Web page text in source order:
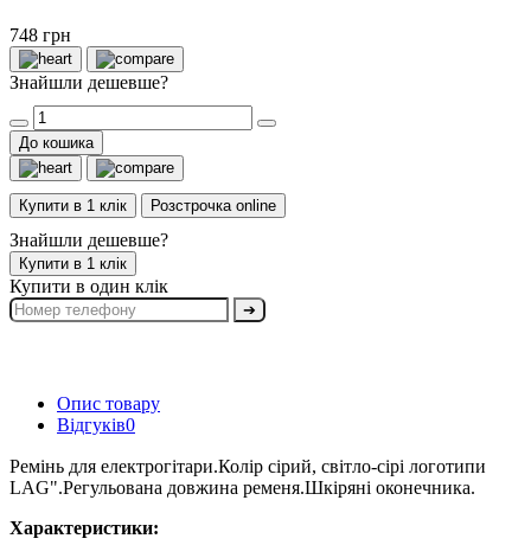
748 грн
Знайшли дешевше?
До кошика
Купити в 1 клік Розстрочка online
Знайшли дешевше?
Купити в 1 клік
Купити в один клік
➔
Опис товару
Відгуків0
Ремінь для електрогітари.Колір сірий, світло-сірі логотипи
LAG".Регульована довжина ременя.Шкіряні оконечника.
Характеристики: